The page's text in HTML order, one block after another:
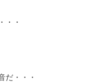
・・
だ・・・